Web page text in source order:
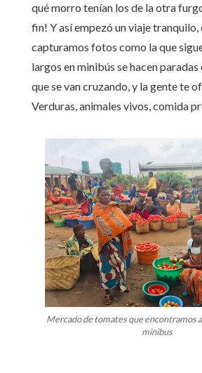
qué morro tenían los de la otra
fin! Y así empezó un viaje tranquilo,
capturamos fotos como la que
largos en minibús se hacen
que se van cruzando, y la gente te
Verduras, animales vivos, comida
Mercado de tomates que encontramos
minibus